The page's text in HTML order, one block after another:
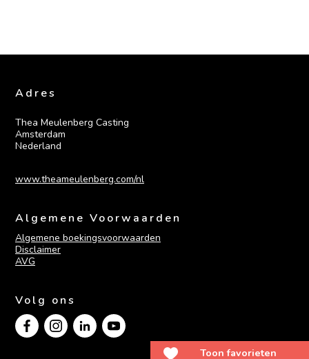
Adres
Thea Meulenberg Casting
Amsterdam
Nederland
www.theameulenberg.com/nl
Algemene Voorwaarden
Algemene boekingsvoorwaarden
Disclaimer
AVG
Volg ons
Toon favorieten